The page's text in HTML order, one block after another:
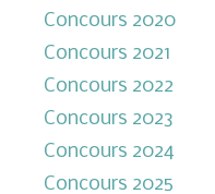
Concours 2020
Concours 2021
Concours 2022
Concours 2023
Concours 2024
Concours 2025